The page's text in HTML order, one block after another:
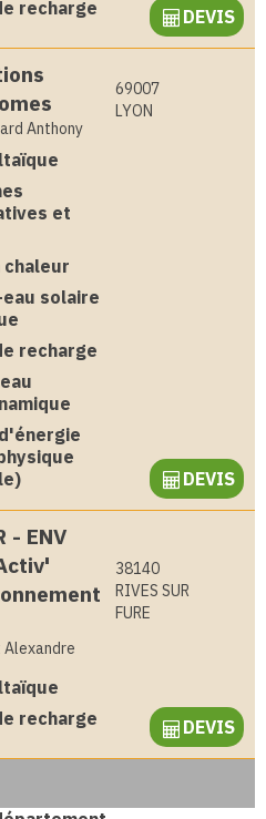
recharge DEVIS
Anthony
69007
LYON
et
chaleur
solaire
recharge
DEVIS
- ENV
Alexandre
38140
RIVES SUR
FURE
recharge DEVIS